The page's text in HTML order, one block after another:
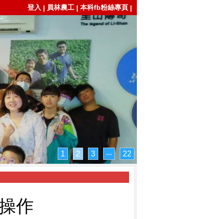
登入 | 員林農工| 本科fb粉絲專頁 |
1 2 3 ‧‧‧ 22
作